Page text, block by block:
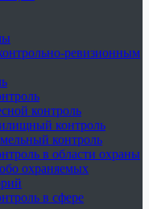
ревизионным
контроль
контроль
контроль
в области охраны
охраняемых
в сфере